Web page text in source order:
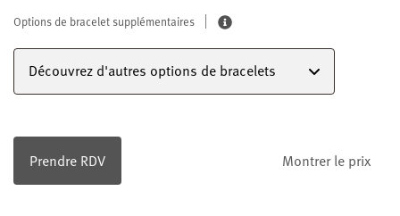
Options de bracelet supplémentaires
Découvrez d'autres options de bracelets
Prendre RDV Montrer le prix